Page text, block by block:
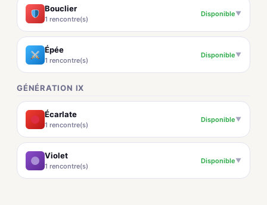
Bouclier
1 rencontre(s)
Disponible▼
Épée
1 rencontre(s)
Disponible▼
GÉNÉRATION IX
Écarlate
1 rencontre(s)
Disponible▼
Violet
1 rencontre(s)
Disponible▼